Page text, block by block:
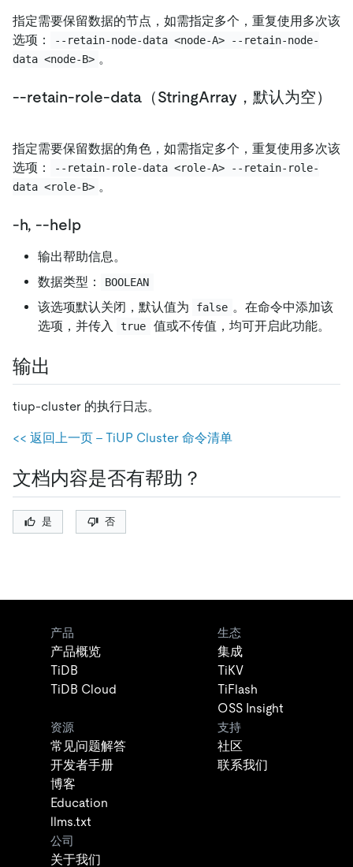
指定需要保留数据的节点，如需指定多个，重复使用多次该
选项：
--retain-node-data <node-A> --retain-node-
data <node-B> 。
--retain-role-data（StringArray，默认为空）
指定需要保留数据的角色，如需指定多个，重复使用多次该
选项：
--retain-role-data <role-A> --retain-role-
data <role-B> 。
-h, --help
输出帮助信息。
数据类型：
BOOLEAN
该选项默认关闭，默认值为 false 。在命令中添加该
选项，并传入
true 值或不传值，均可开启此功能。
输出
tiup-cluster 的执行日志。
<< 返回上一页 - TiUP Cluster 命令清单
文档内容是否有帮助？
是 否
产品
产品概览
TiDB
TiDB Cloud
生态
集成
TiKV
TiFlash
OSS Insight
资源
常见问题解答
开发者手册
博客
Education
llms.txt
支持
社区
联系我们
公司
关于我们